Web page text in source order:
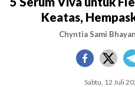
Keatas,
Chyntia Sami
Sabtu, 12 Juli